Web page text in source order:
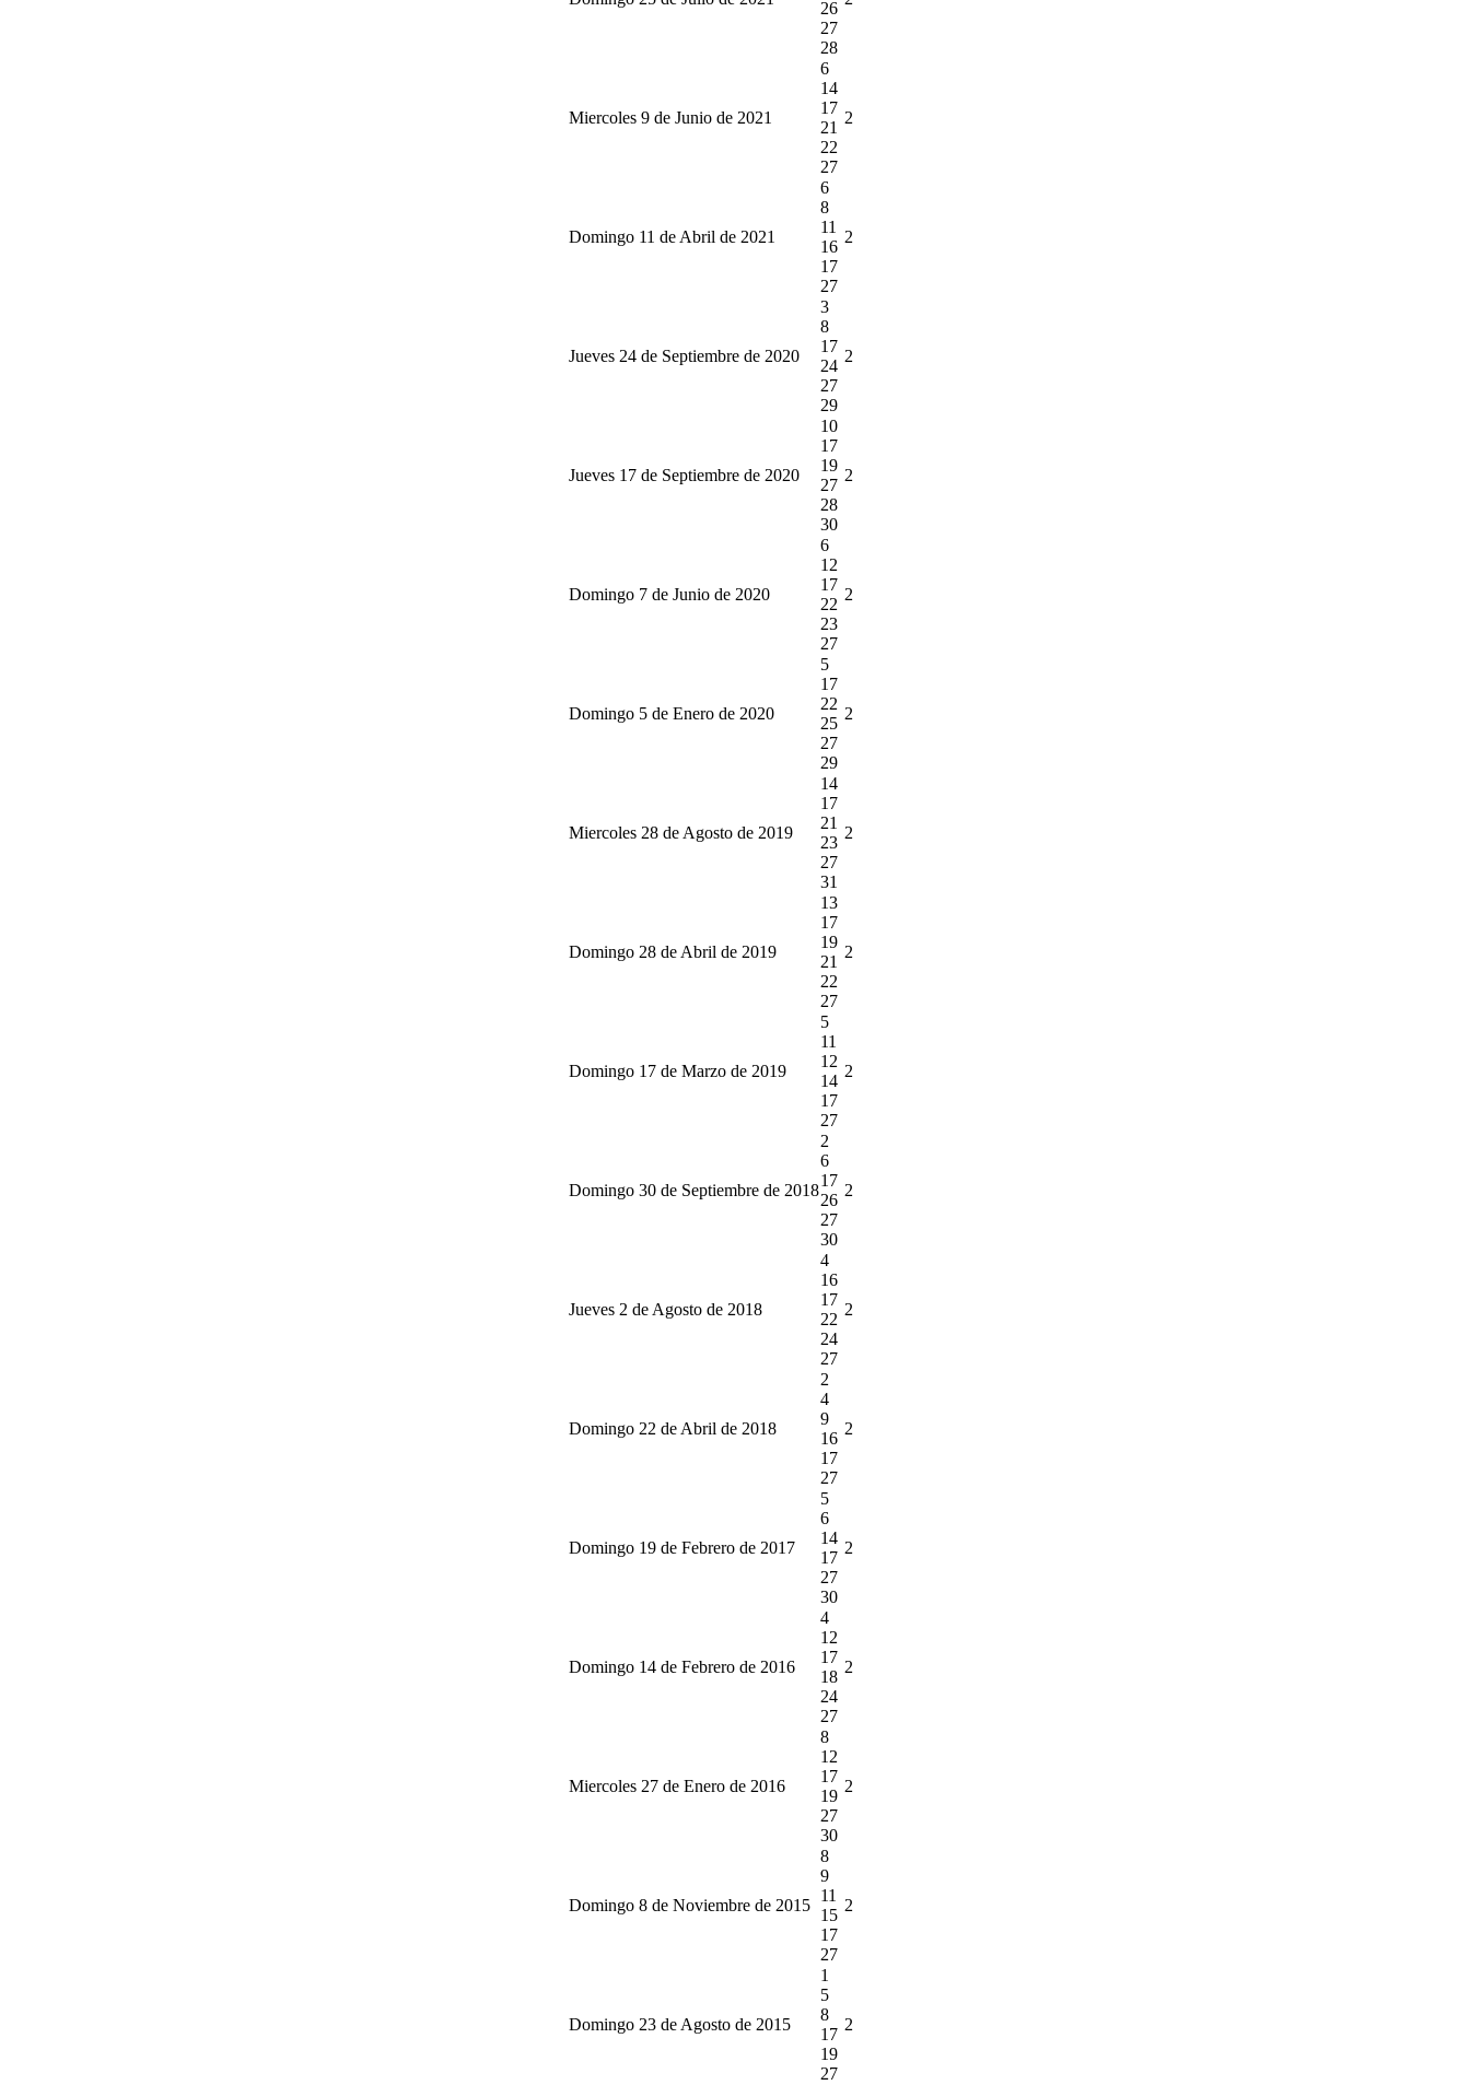
26
27
28
Miercoles 9 de Junio de 2021
6
14
17
21
22
27
2
Domingo 11 de Abril de 2021
6
8
11
16
17
27
2
Jueves 24 de Septiembre de 2020
3
8
17
24
27
29
2
Jueves 17 de Septiembre de 2020
10
17
19
27
28
30
2
Domingo 7 de Junio de 2020
6
12
17
22
23
27
2
Domingo 5 de Enero de 2020
5
17
22
25
27
29
2
Miercoles 28 de Agosto de 2019
14
17
21
23
27
31
2
Domingo 28 de Abril de 2019
13
17
19
21
22
27
2
Domingo 17 de Marzo de 2019
5
11
12
14
17
27
2
Domingo 30 de Septiembre de 2018
2
6
17
26
27
30
2
Jueves 2 de Agosto de 2018
4
16
17
22
24
27
2
Domingo 22 de Abril de 2018
2
4
9
16
17
27
2
Domingo 19 de Febrero de 2017
5
6
14
17
27
30
2
Domingo 14 de Febrero de 2016
4
12
17
18
24
27
2
Miercoles 27 de Enero de 2016
8
12
17
19
27
30
2
Domingo 8 de Noviembre de 2015
8
9
11
15
17
27
2
Domingo 23 de Agosto de 2015
1
5
8
17
19
27
2